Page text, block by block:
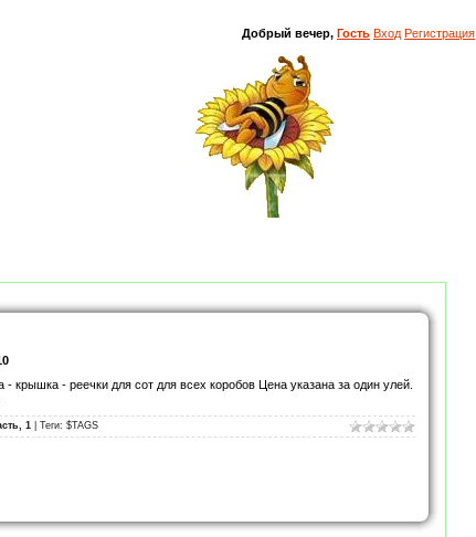
Добрый вечер, Гость Вход Регистрация
крышка - реечки для сот для всех коробов Цена указана за один улей.
1 | Теги: $TAGS